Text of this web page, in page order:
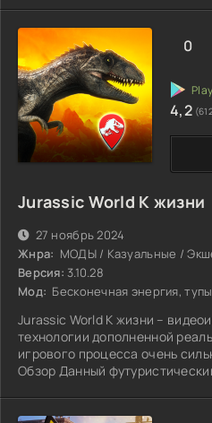
Jurassic World К жизни
27 ноябрь 2024
Жнра: МОДЫ / Казуальные /
Версия: 3.10.28
Мод: Бесконечная энергия,
Jurassic World К жизни –
технологии дополненной
игрового процесса очень
Обзор Данный
0
4,2